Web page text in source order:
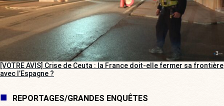
[VOTRE AVIS] Crise de Ceuta : la France doit-elle fermer sa frontière
avec l’Espagne ?
REPORTAGES/GRANDES ENQUÊTES